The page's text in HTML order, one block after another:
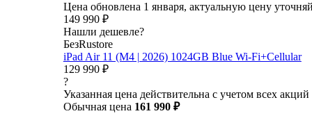
Цена обновлена 1 января, актуальную цену
149 990 ₽
Нашли дешевле?
БезRustore
iPad Air 11 (M4 | 2026) 1024GB Blue Wi-Fi+Cellular
129 990 ₽
?
Указанная цена действительна с учетом всех акций
Обычная цена 161 990 ₽